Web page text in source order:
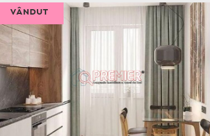
VÂNDUT